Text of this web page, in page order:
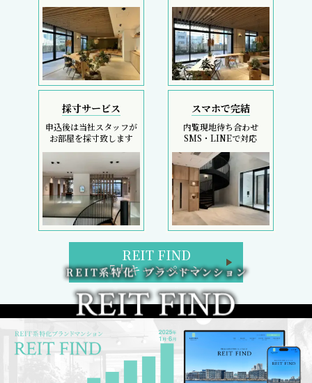
採寸サービス
申込後は当社スタッフが
お部屋を採寸致します
スマホで完結
内覧現地待ち合わせ
SMS・LINEで対応
REIT FIND
5大キャンペーン